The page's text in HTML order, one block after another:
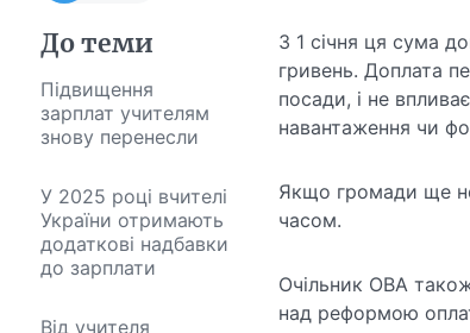
До теми
Підвищення
зарплат учителям
знову перенесли
У 2025 році вчителі
України отримають
додаткові надбавки
до зарплати
Від учителя
З 1 січня ця сума
гривень. Доплата
посади, і не
навантаження чи
Якщо громади ще
часом.
Очільник ОВА
над реформою